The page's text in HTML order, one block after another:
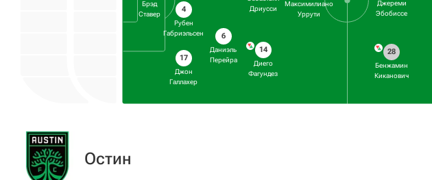
Брэд
Ставер
4
Рубен
Габриэльсен
17
Джон
Галлахер
6
Даниэль
Перейра
Дриусси
14
Диего
Фагундез
Максимилиано
Уррути
Джереми
Эбобиссе
28
Бенжамин
Киканович
Остин